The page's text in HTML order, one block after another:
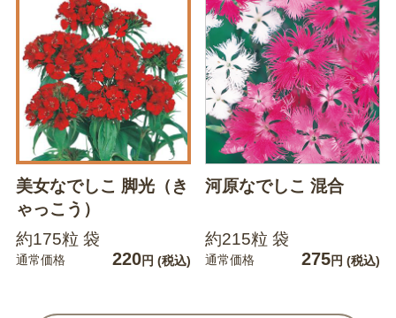
美女なでしこ 脚光（き
ゃっこう）
約175粒 袋
通常価格 220円 (税込)
河原なでしこ 混合
約215粒 袋
通常価格 275円 (税込)